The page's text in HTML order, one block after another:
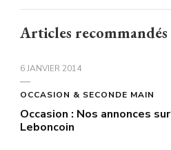
Articles recommandés
6 JANVIER 2014
OCCASION & SECONDE MAIN
Occasion : Nos annonces sur
Leboncoin